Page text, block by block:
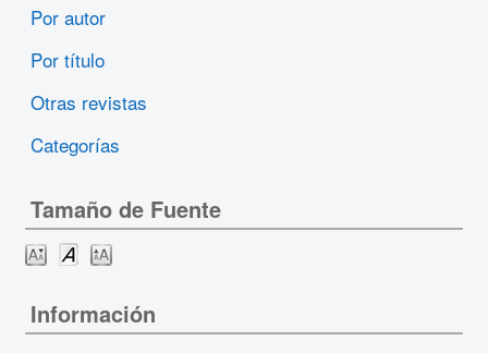
Por autor
Por título
Otras revistas
Categorías
Tamaño de Fuente
Información